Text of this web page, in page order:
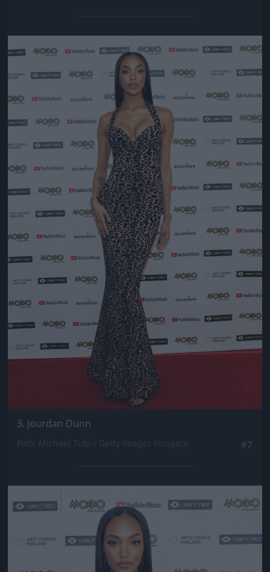
Jön még kép!
3. Jourdan Dunn
Jön még kép!